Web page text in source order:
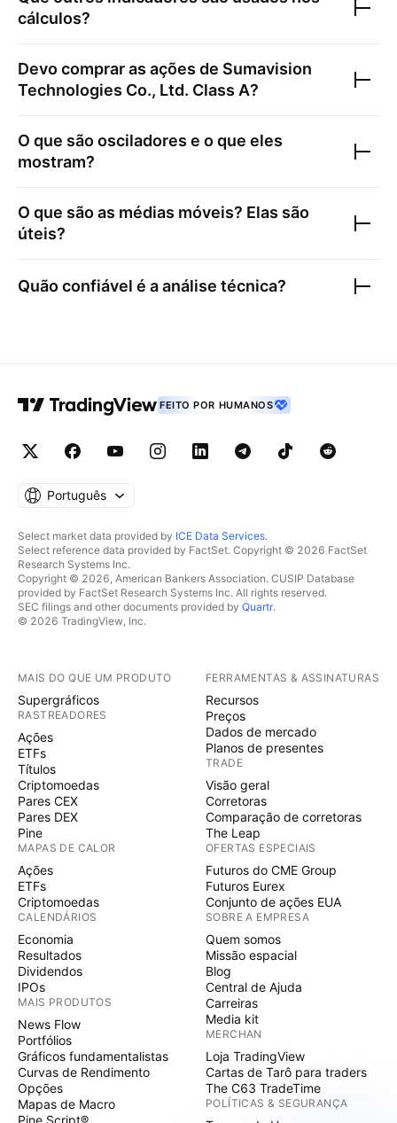
cálculos?
Devo comprar as ações de Sumavision
Technologies Co., Ltd. Class A?
O que são osciladores e o que eles
mostram?
O que são as médias móveis? Elas são
úteis?
Quão confiável é a análise técnica?
FEITO POR HUMANOS
Português
Select market data provided by ICE Data Services.
Select reference data provided by FactSet. Copyright © 2026 FactSet
Research Systems Inc.
Copyright © 2026, American Bankers Association. CUSIP Database
provided by FactSet Research Systems Inc. All rights reserved.
SEC filings and other documents provided by Quartr.
© 2026 TradingView, Inc.
MAIS DO QUE UM PRODUTO
Supergráficos
RASTREADORES
Ações
ETFs
Títulos
Criptomoedas
Pares CEX
Pares DEX
Pine
MAPAS DE CALOR
Ações
ETFs
Criptomoedas
CALENDÁRIOS
Economia
Resultados
Dividendos
IPOs
MAIS PRODUTOS
News Flow
Portfólios
Gráficos fundamentalistas
Curvas de Rendimento
Opções
Mapas de Macro
Pine Script®
FERRAMENTAS & ASSINATURAS
Recursos
Preços
Dados de mercado
Planos de presentes
TRADE
Visão geral
Corretoras
Comparação de corretoras
The Leap
OFERTAS ESPECIAIS
Futuros do CME Group
Futuros Eurex
Conjunto de ações EUA
SOBRE A EMPRESA
Quem somos
Missão espacial
Blog
Central de Ajuda
Carreiras
Media kit
MERCHAN
Loja TradingView
Cartas de Tarô para traders
The C63 TradeTime
POLÍTICAS & SEGURANÇA